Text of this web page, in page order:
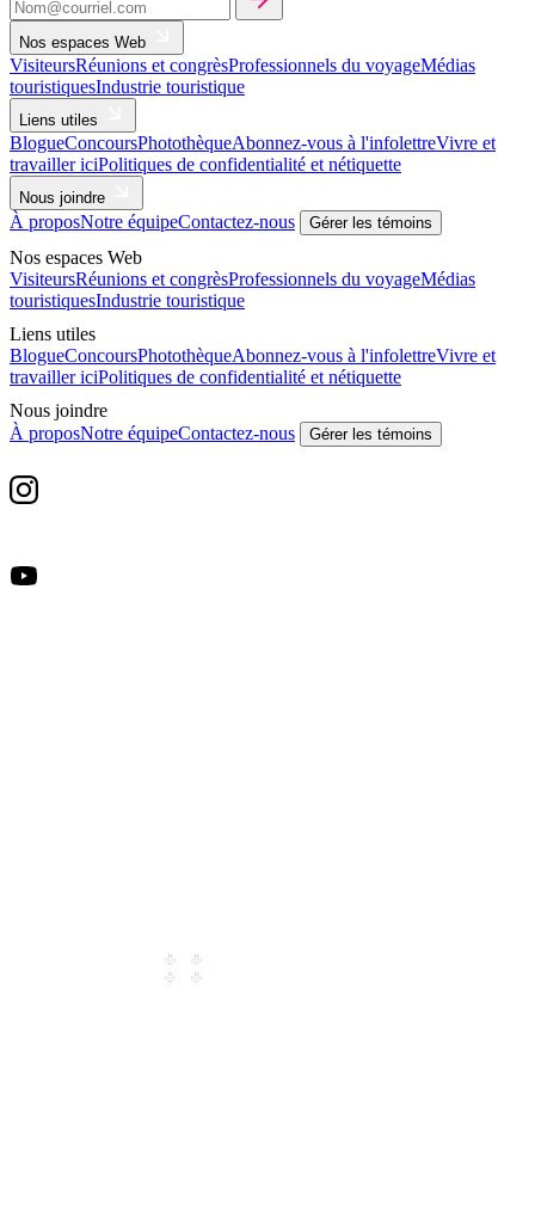
Nos espaces Web
VisiteursRéunions et congrèsProfessionnels du voyageMédias
touristiquesIndustrie touristique
Liens utiles
BlogueConcoursPhotothèqueAbonnez-vous à l'infolettreVivre et
travailler iciPolitiques de confidentialité et nétiquette
Nous joindre
À proposNotre équipeContactez-nous Gérer les témoins
Nos espaces Web
VisiteursRéunions et congrèsProfessionnels du voyageMédias
touristiquesIndustrie touristique
Liens utiles
BlogueConcoursPhotothèqueAbonnez-vous à l'infolettreVivre et
travailler iciPolitiques de confidentialité et nétiquette
Nous joindre
À proposNotre équipeContactez-nous Gérer les témoins